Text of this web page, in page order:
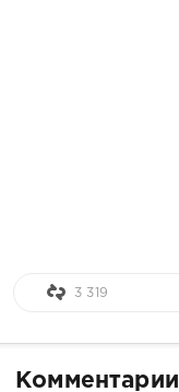
3 319
Комментарии